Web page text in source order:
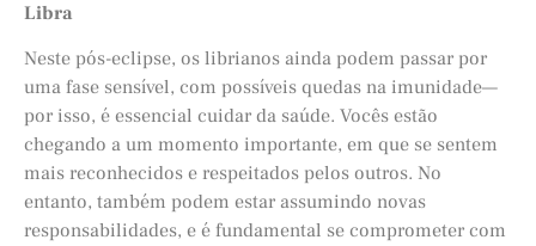
Libra
Neste pós-eclipse, os librianos ainda podem passar por
uma fase sensível, com possíveis quedas na imunidade—
por isso, é essencial cuidar da saúde. Vocês estão
chegando a um momento importante, em que se sentem
mais reconhecidos e respeitados pelos outros. No
entanto, também podem estar assumindo novas
responsabilidades, e é fundamental se comprometer com